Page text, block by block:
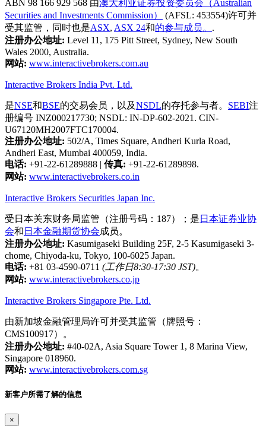
ABN 98 166 929 568 由澳大利亚证券投资委员会（Australian
Securities and Investments Commission）
(AFSL: 453554)许可并
受其监管，同时也是ASX, ASX 24和的参与成员。 .
注册办公地址: Level 11, 175 Pitt Street, Sydney, New South
Wales 2000, Australia.
网站: www.interactivebrokers.com.au
Interactive Brokers India Pvt. Ltd.
是NSE和BSE的交易会员，以及NSDL的存托参与者。 SEBI注
册编号 INZ000217730; NSDL: IN-DP-602-2021. CIN-
U67120MH2007FTC170004.
注册办公地址: 502/A, Times Square, Andheri Kurla Road,
Andheri East, Mumbai 400059, India.
电话: +91-22-61289888 | 传真: +91-22-61289898.
网站: www.interactivebrokers.co.in
Interactive Brokers Securities Japan Inc.
受日本关东财务局监管（注册号码：187）；是 日本证券业协
会和 日本金融期货协会成员。
注册办公地址: Kasumigaseki Building 25F, 2-5 Kasumigaseki 3-
chome, Chiyoda-ku, Tokyo, 100-6025 Japan.
电话: +81 03-4590-0711 (工作日8:30-17:30 JST)。
网站: www.interactivebrokers.co.jp
Interactive Brokers Singapore Pte. Ltd.
由新加坡金融管理局许可并受其监管（牌照号：
CMS100917）。
注册办公地址: #40-02A, Asia Square Tower 1, 8 Marina View,
Singapore 018960.
网站: www.interactivebrokers.com.sg
新客户所需了解的信息
×